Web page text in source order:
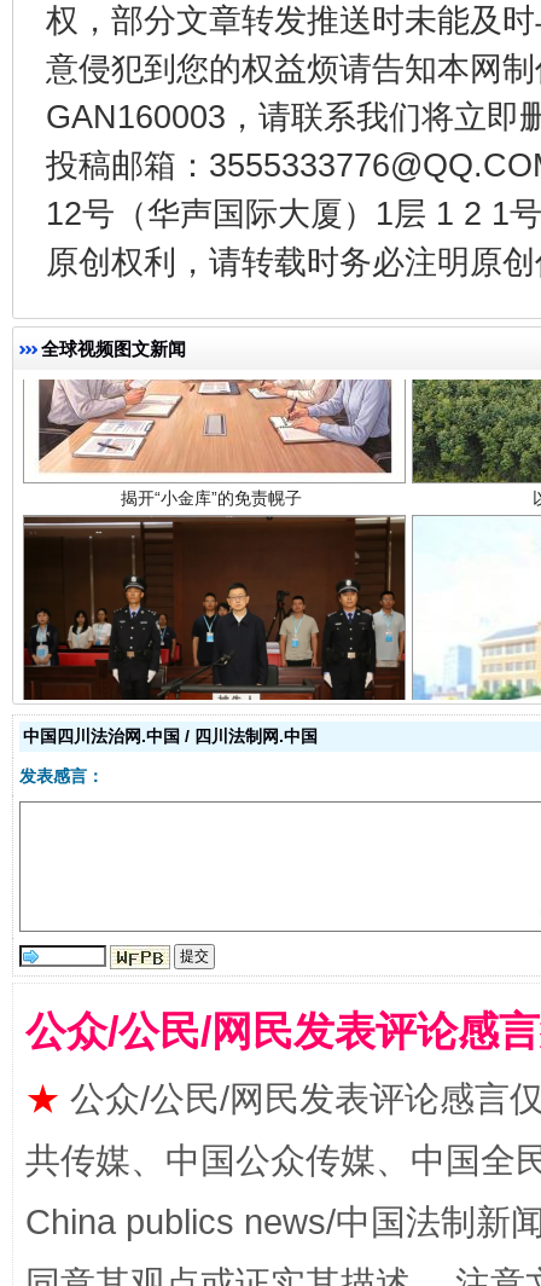
权，部分文章转发推送时未能及
意侵犯到您的权益烦请告知本网
GAN160003，请联系我们将立即
投稿邮箱：
12号（华声国际大厦）1层 1 2 1
原创权利，请转载时务必注明原
全球视频图文新闻
千年窑火 生生不息 一
揭开“小金库”的免责幌子
受贿1.44亿！段成刚被判无期 从幼
全民健身五年计划来了！等你上场
中国四川法治网.中国 / 四川法制网.中国
发表感言：
公众/公民/网民发表评论感
★ 公众/公民/网民发表评论感言
共传媒、中国公众传媒、中国全
China publics news/中国法制新